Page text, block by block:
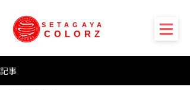
SETAGAYA
COLORZ
記事